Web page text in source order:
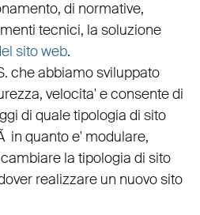
di normative,
tecnici, la soluzione
sito web.
che abbiamo sviluppato
, velocita' e consente di
di quale tipologia di sito
in quanto e' modulare,
la tipologia di sito
realizzare un nuovo sito